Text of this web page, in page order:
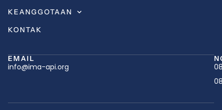
KEANGGOTAAN
KONTAK
EMAIL
info@ima-api.org